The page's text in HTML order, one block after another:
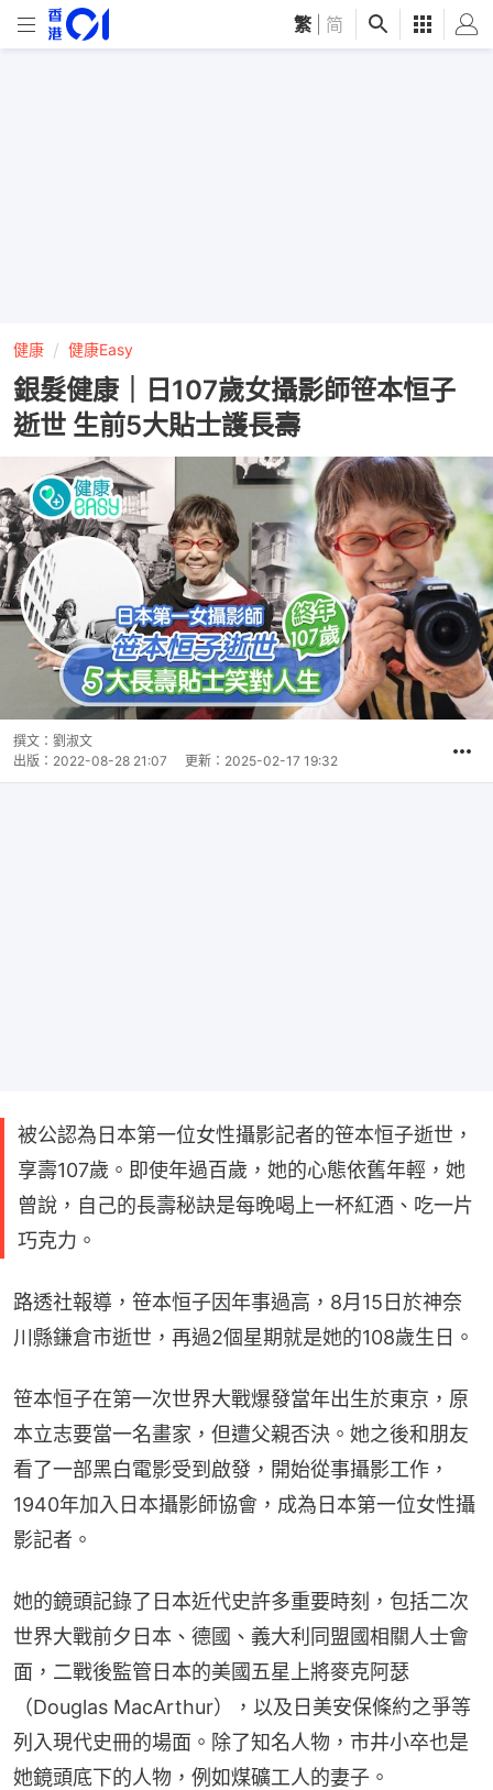
繁 简
健康 健康Easy
銀髮健康｜日107歲女攝影師笹本恒子
逝世 生前5大貼士護長壽
撰文： 劉淑文
出版： 2022-08-28 21:07 更新： 2025-02-17 19:32
被公認為日本第一位女性攝影記者的笹本恒子逝世，
享壽107歲。即使年過百歲，她的心態依舊年輕，她
曾說，自己的長壽秘訣是每晚喝上一杯紅酒、吃一片
巧克力。
路透社報導，笹本恒子因年事過高，8月15日於神奈
川縣鎌倉市逝世，再過2個星期就是她的108歲生日。
笹本恒子在第一次世界大戰爆發當年出生於東京，原
本立志要當一名畫家，但遭父親否決。她之後和朋友
看了一部黑白電影受到啟發，開始從事攝影工作，
1940年加入日本攝影師協會，成為日本第一位女性攝
影記者。
她的鏡頭記錄了日本近代史許多重要時刻，包括二次
世界大戰前夕日本、德國、義大利同盟國相關人士會
面，二戰後監管日本的美國五星上將麥克阿瑟
（Douglas MacArthur），以及日美安保條約之爭等
列入現代史冊的場面。除了知名人物，市井小卒也是
她鏡頭底下的人物，例如煤礦工人的妻子。